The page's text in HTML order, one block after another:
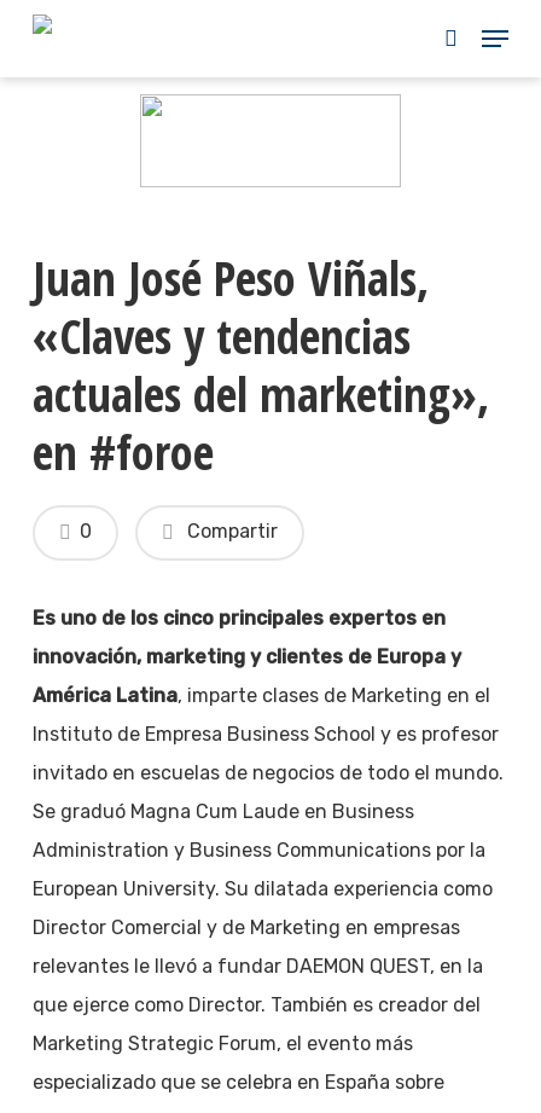
Skip
Juan José Peso Viñals,
«Claves y tendencias
actuales del marketing»,
en #foroe
Compartir
0
Es uno de los cinco principales expertos en
innovación, marketing y clientes de Europa y
América Latina, imparte clases de Marketing en el
Instituto de Empresa Business School y es profesor
invitado en escuelas de negocios de todo el mundo.
Se graduó Magna Cum Laude en Business
Administration y Business Communications por la
European University. Su dilatada experiencia como
Director Comercial y de Marketing en empresas
relevantes le llevó a fundar DAEMON QUEST, en la
que ejerce como Director. También es creador del
Marketing Strategic Forum, el evento más
especializado que se celebra en España sobre